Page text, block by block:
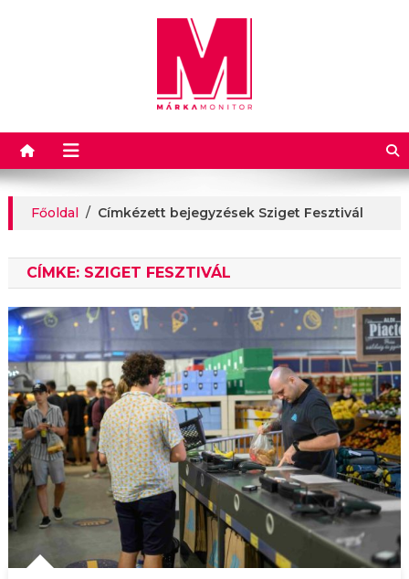
Márkamonitor
Főoldal / Címkézett bejegyzések Sziget Fesztivál
CÍMKE: SZIGET FESZTIVÁL